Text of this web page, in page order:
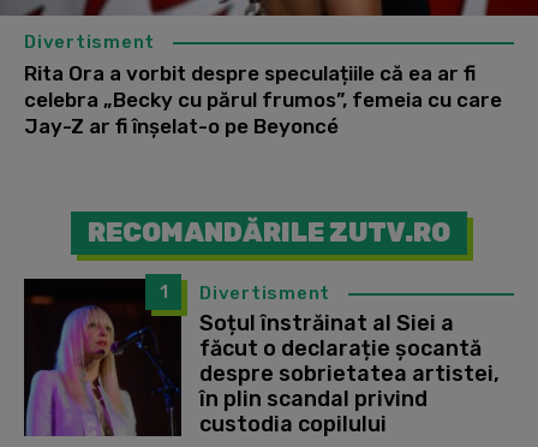
Divertisment
Rita Ora a vorbit despre speculațiile că ea ar fi
celebra „Becky cu părul frumos”, femeia cu care
Jay-Z ar fi înșelat-o pe Beyoncé
RECOMANDĂRILE ZUTV.RO
1 Divertisment
Soțul înstrăinat al Siei a
făcut o declarație șocantă
despre sobrietatea artistei,
în plin scandal privind
custodia copilului